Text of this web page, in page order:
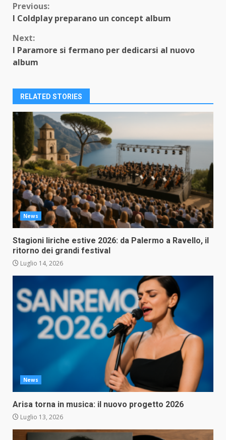
Continue
Reading
Previous:
I Coldplay preparano un concept album
Next:
I Paramore si fermano per dedicarsi al nuovo
album
RELATED STORIES
News
Stagioni liriche estive 2026: da Palermo a Ravello, il
ritorno dei grandi festival
Luglio 14, 2026
News
Arisa torna in musica: il nuovo progetto 2026
Luglio 13, 2026